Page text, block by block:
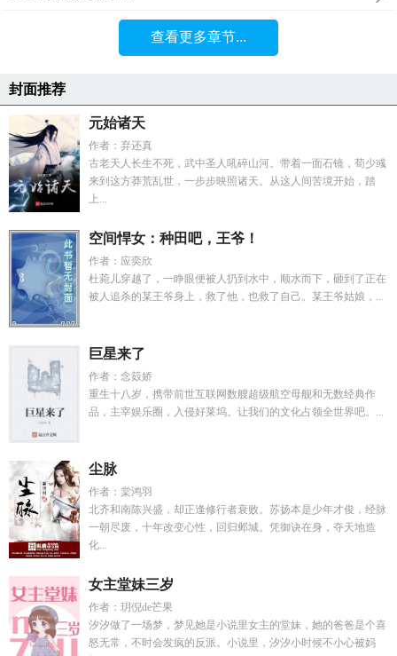
查看更多章节...
封面推荐
元始诸天
作者：弃还真
古老天人长生不死，武中圣人吼碎山河。带着一面石镜，荀少彧
来到这方莽荒乱世，一步步映照诸天。从这人间苦境开始，踏
上...
空间悍女：种田吧，王爷！
作者：应奕欣
杜菀儿穿越了，一睁眼便被人扔到水中，顺水而下，砸到了正在
被人追杀的某王爷身上，救了他，也救了自己。某王爷姑娘，...
巨星来了
作者：念笯娇
重生十八岁，携带前世互联网数艘超级航空母舰和无数经典作
品，主宰娱乐圈，入侵好莱坞。让我们的文化占领全世界吧。...
尘脉
作者：棠鸿羽
北齐和南陈兴盛，却正逢修行者衰败。苏扬本是少年才俊，经脉
一朝尽废，十年改变心性，回归邺城。凭御诀在身，夺天地造
化...
女主堂妹三岁
作者：玥倪de芒果
汐汐做了一场梦，梦见她是小说里女主的堂妹，她的爸爸是个喜
怒无常，不时会发疯的反派。小说里，汐汐小时候不小心被妈